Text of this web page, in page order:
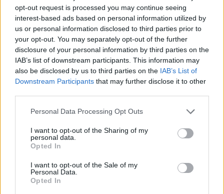
opt-out request is processed you may continue seeing
interest-based ads based on personal information utilized by
us or personal information disclosed to third parties prior to
your opt-out. You may separately opt-out of the further
disclosure of your personal information by third parties on the
IAB’s list of downstream participants. This information may
also be disclosed by us to third parties on the IAB’s List of
Downstream Participants that may further disclose it to other
Personal Data Processing Opt Outs
I want to opt-out of the Sharing of my
personal data.
Opted In
I want to opt-out of the Sale of my
Personal Data.
Opted In
acusações do Murça SC e
desmente incumprimentos
2025/26 com 17 clubes
inscritos
Últimas notícias